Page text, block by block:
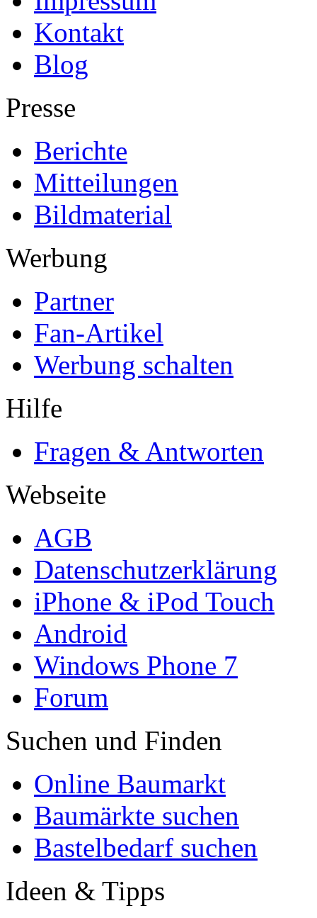
Kontakt
Blog
Presse
Berichte
Mitteilungen
Bildmaterial
Werbung
Partner
Fan-Artikel
Werbung schalten
Hilfe
Fragen & Antworten
Webseite
AGB
Datenschutzerklärung
iPhone & iPod Touch
Android
Windows Phone 7
Forum
Suchen und Finden
Online Baumarkt
Baumärkte suchen
Bastelbedarf suchen
Ideen & Tipps